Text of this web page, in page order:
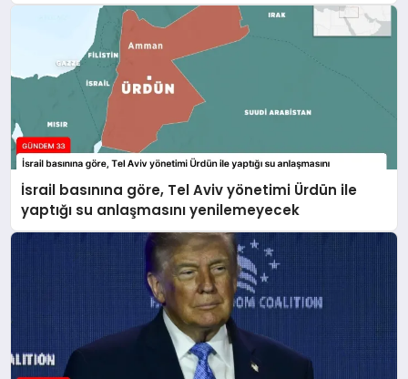
İsrail basınına göre, Tel Aviv yönetimi Ürdün ile
yaptığı su anlaşmasını yenilemeyecek